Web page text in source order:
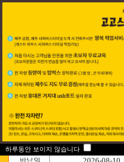
하루동안 보이지 않습니다